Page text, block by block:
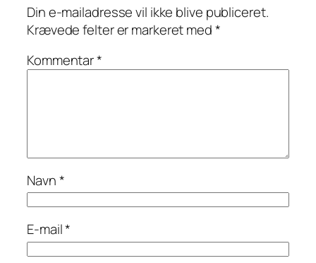
Din e-mailadresse vil ikke blive publiceret.
Krævede felter er markeret med*
Kommentar*
Navn*
E-mail*